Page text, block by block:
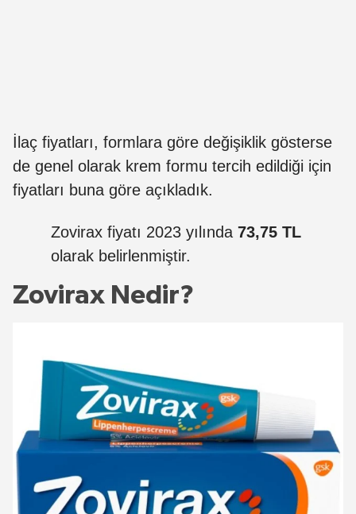
İlaç fiyatları, formlara göre değişiklik gösterse
de genel olarak krem formu tercih edildiği için
fiyatları buna göre açıkladık.
Zovirax fiyatı 2023 yılında 73,75 TL
olarak belirlenmiştir.
Zovirax Nedir?